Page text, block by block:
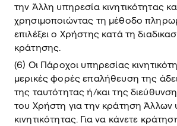
την Άλλη υπηρεσία κινητικότητας
χρησιμοποιώντας τη μέθοδο
επιλέξει ο Χρήστης κατά τη
κράτησης.
(6) Οι Πάροχοι υπηρεσίας
μερικές φορές επαλήθευση της
της ταυτότητας ή/και της
του Χρήστη για την κράτηση Άλλων
κινητικότητας. Για να κάνετε